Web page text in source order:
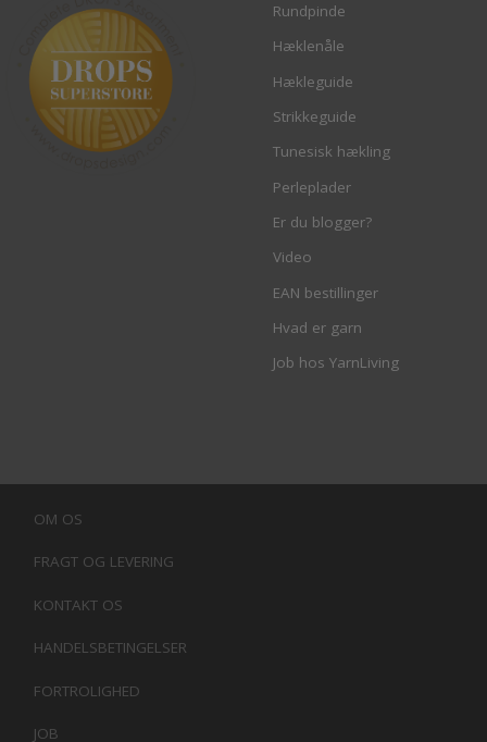
Rundpinde
Hæklenåle
Hækleguide
Strikkeguide
Tunesisk hækling
Perleplader
Er du blogger?
Video
EAN bestillinger
Hvad er garn
Job hos YarnLiving
OM OS
FRAGT OG LEVERING
KONTAKT OS
HANDELSBETINGELSER
FORTROLIGHED
JOB